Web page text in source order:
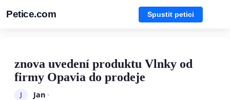
Petice.com Spustit petici
znova uvedení produktu Vlnky od
firmy Opavia do prodeje
J Jan·